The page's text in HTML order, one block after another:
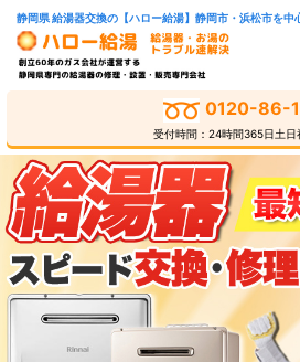
静岡県 給湯器交換の【ハロー給湯】静岡市・浜松市を中
0120-86-
受付時間：24時間365日土日